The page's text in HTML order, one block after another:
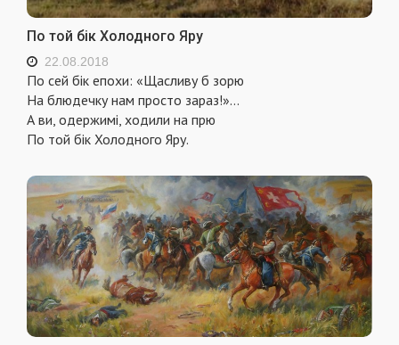
По той бік Холодного Яру
22.08.2018
По сей бік епохи: «Щасливу б зорю
На блюдечку нам просто зараз!»…
А ви, одержимі, ходили на прю
По той бік Холодного Яру.